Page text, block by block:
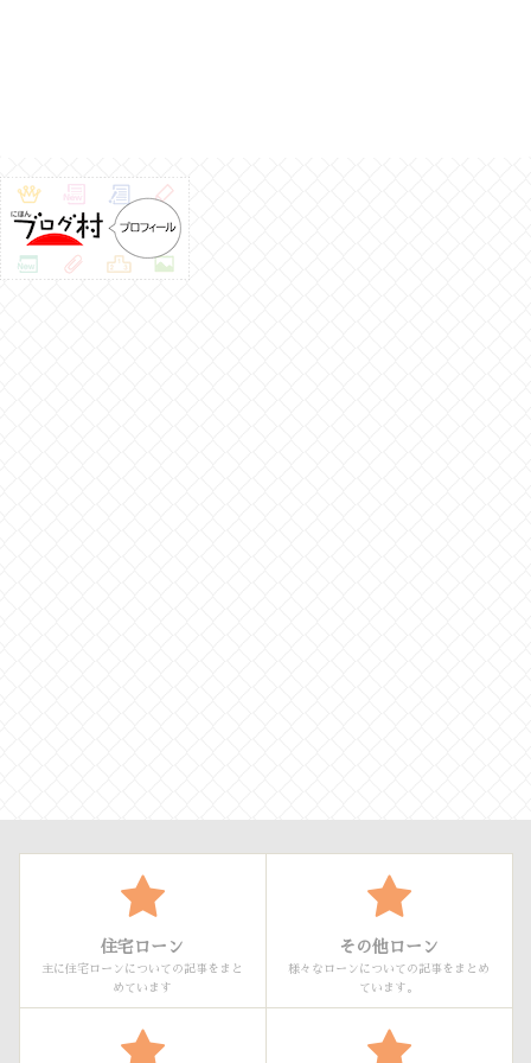
住宅ローン
主に住宅ローンについての記事をまと
めています
その他ローン
様々なローンについての記事をまとめ
ています。